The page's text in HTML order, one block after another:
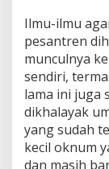
Ilmu-ilmu
pesantren
munculnya
sendiri,
lama ini juga
dikhalayak
yang sudah
kecil oknum
dan masih